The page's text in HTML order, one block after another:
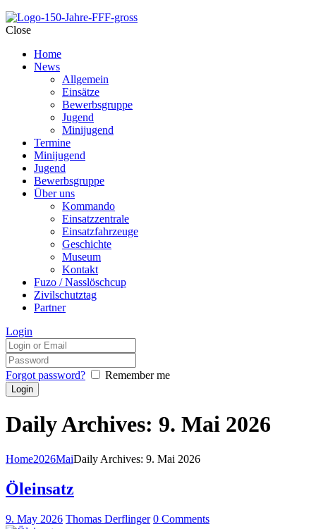
Close
Home
News
Allgemein
Einsätze
Bewerbsgruppe
Jugend
Minijugend
Termine
Minijugend
Jugend
Bewerbsgruppe
Über uns
Kommando
Einsatzzentrale
Einsatzfahrzeuge
Geschichte
Museum
Kontakt
Fuzo / Nasslöschcup
Zivilschutztag
Partner
Login
Forgot password? Remember me
Daily Archives: 9. Mai 2026
Home2026MaiDaily Archives: 9. Mai 2026
Öleinsatz
9. May 2026 Thomas Derflinger 0 Comments